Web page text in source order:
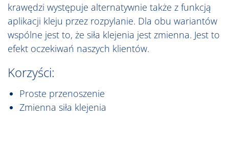
krawędzi występuje alternatywnie także z funkcją
aplikacji kleju przez rozpylanie. Dla obu wariantów
wspólne jest to, że siła klejenia jest zmienna. Jest to
efekt oczekiwań naszych klientów.
Korzyści:
Proste przenoszenie
Zmienna siła klejenia